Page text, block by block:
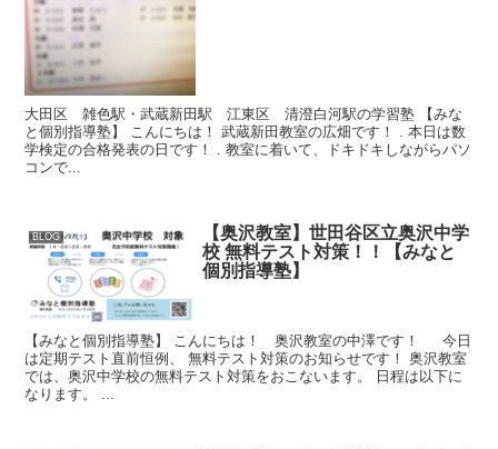
大田区 雑色駅・武蔵新田駅 江東区 清澄白河駅の学習塾 【みな
と個別指導塾】 こんにちは！ 武蔵新田教室の広畑です！ . 本日は数
学検定の合格発表の日です！ . 教室に着いて、ドキドキしながらパソ
コンで...
BLOG
【奥沢教室】世田谷区立奥沢中学
校 無料テスト対策！！【みなと
個別指導塾】
【みなと個別指導塾】 こんにちは！ 奥沢教室の中澤です！ 今日
は定期テスト直前恒例、 無料テスト対策のお知らせです！ 奥沢教室
では、奥沢中学校の無料テスト対策をおこないます。 日程は以下に
なります。 ...